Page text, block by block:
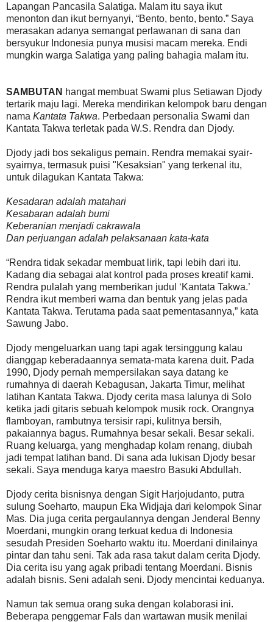
Lapangan Pancasila Salatiga. Malam itu saya ikut
menonton dan ikut bernyanyi, “Bento, bento, bento.” Saya
merasakan adanya semangat perlawanan di sana dan
bersyukur Indonesia punya musisi macam mereka. Endi
mungkin warga Salatiga yang paling bahagia malam itu.
SAMBUTAN hangat membuat Swami plus Setiawan Djody
tertarik maju lagi. Mereka mendirikan kelompok baru dengan
nama Kantata Takwa. Perbedaan personalia Swami dan
Kantata Takwa terletak pada W.S. Rendra dan Djody.
Djody jadi bos sekaligus pemain. Rendra memakai syair-
syairnya, termasuk puisi "Kesaksian" yang terkenal itu,
untuk dilagukan Kantata Takwa:
Kesadaran adalah matahari
Kesabaran adalah bumi
Keberanian menjadi cakrawala
Dan perjuangan adalah pelaksanaan kata-kata
“Rendra tidak sekadar membuat lirik, tapi lebih dari itu.
Kadang dia sebagai alat kontrol pada proses kreatif kami.
Rendra pulalah yang memberikan judul ‘Kantata Takwa.’
Rendra ikut memberi warna dan bentuk yang jelas pada
Kantata Takwa. Terutama pada saat pementasannya,” kata
Sawung Jabo.
Djody mengeluarkan uang tapi agak tersinggung kalau
dianggap keberadaannya semata-mata karena duit. Pada
1990, Djody pernah mempersilakan saya datang ke
rumahnya di daerah Kebagusan, Jakarta Timur, melihat
latihan Kantata Takwa. Djody cerita masa lalunya di Solo
ketika jadi gitaris sebuah kelompok musik rock. Orangnya
flamboyan, rambutnya tersisir rapi, kulitnya bersih,
pakaiannya bagus. Rumahnya besar sekali. Besar sekali.
Ruang keluarga, yang menghadap kolam renang, diubah
jadi tempat latihan band. Di sana ada lukisan Djody besar
sekali. Saya menduga karya maestro Basuki Abdullah.
Djody cerita bisnisnya dengan Sigit Harjojudanto, putra
sulung Soeharto, maupun Eka Widjaja dari kelompok Sinar
Mas. Dia juga cerita pergaulannya dengan Jenderal Benny
Moerdani, mungkin orang terkuat kedua di Indonesia
sesudah Presiden Soeharto waktu itu. Moerdani dinilainya
pintar dan tahu seni. Tak ada rasa takut dalam cerita Djody.
Dia cerita isu yang agak pribadi tentang Moerdani. Bisnis
adalah bisnis. Seni adalah seni. Djody mencintai keduanya.
Namun tak semua orang suka dengan kolaborasi ini.
Beberapa penggemar Fals dan wartawan musik menilai